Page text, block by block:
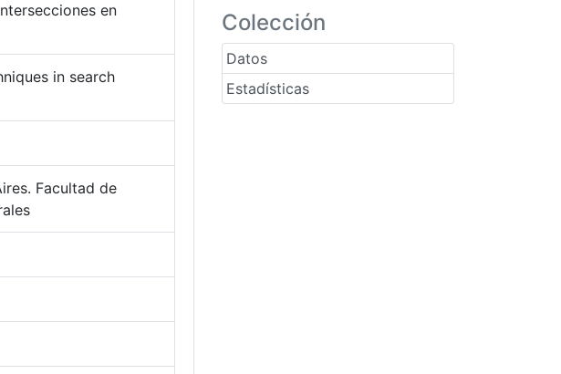
Colección
Datos
Estadísticas
en
in search
Facultad de